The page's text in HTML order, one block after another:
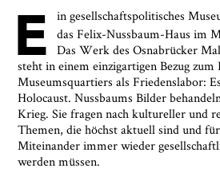
E
in gesellschaftspolitisches
das Felix-Nussbaum-Haus im
Das Werk des Osnabrücker
steht in einem einzigartigen Bezug zum
Museumsquartiers als Friedenslabor:
Holocaust. Nussbaums Bilder
Krieg. Sie fragen nach kultureller und
Themen, die höchst aktuell sind und
Miteinander immer wieder
werden müssen.